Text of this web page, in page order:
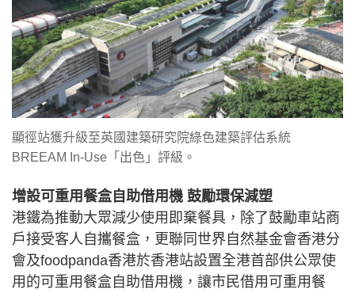
顯徑站獲升級至英國建築研究院綠色建築評估系統
BREEAM In-Use「出色」評級。
增設可重用餐盒自助借用機 鼓勵環保減塑
港鐵為推動大眾減少使用即棄餐具，除了鼓勵車站商
戶接受客人自攜餐盒，更聯同世界自然基金會香港分
會及foodpanda香港於香港站設置全港首部供公眾使
用的可重用餐盒自助借用機，讓市民借用可重用餐